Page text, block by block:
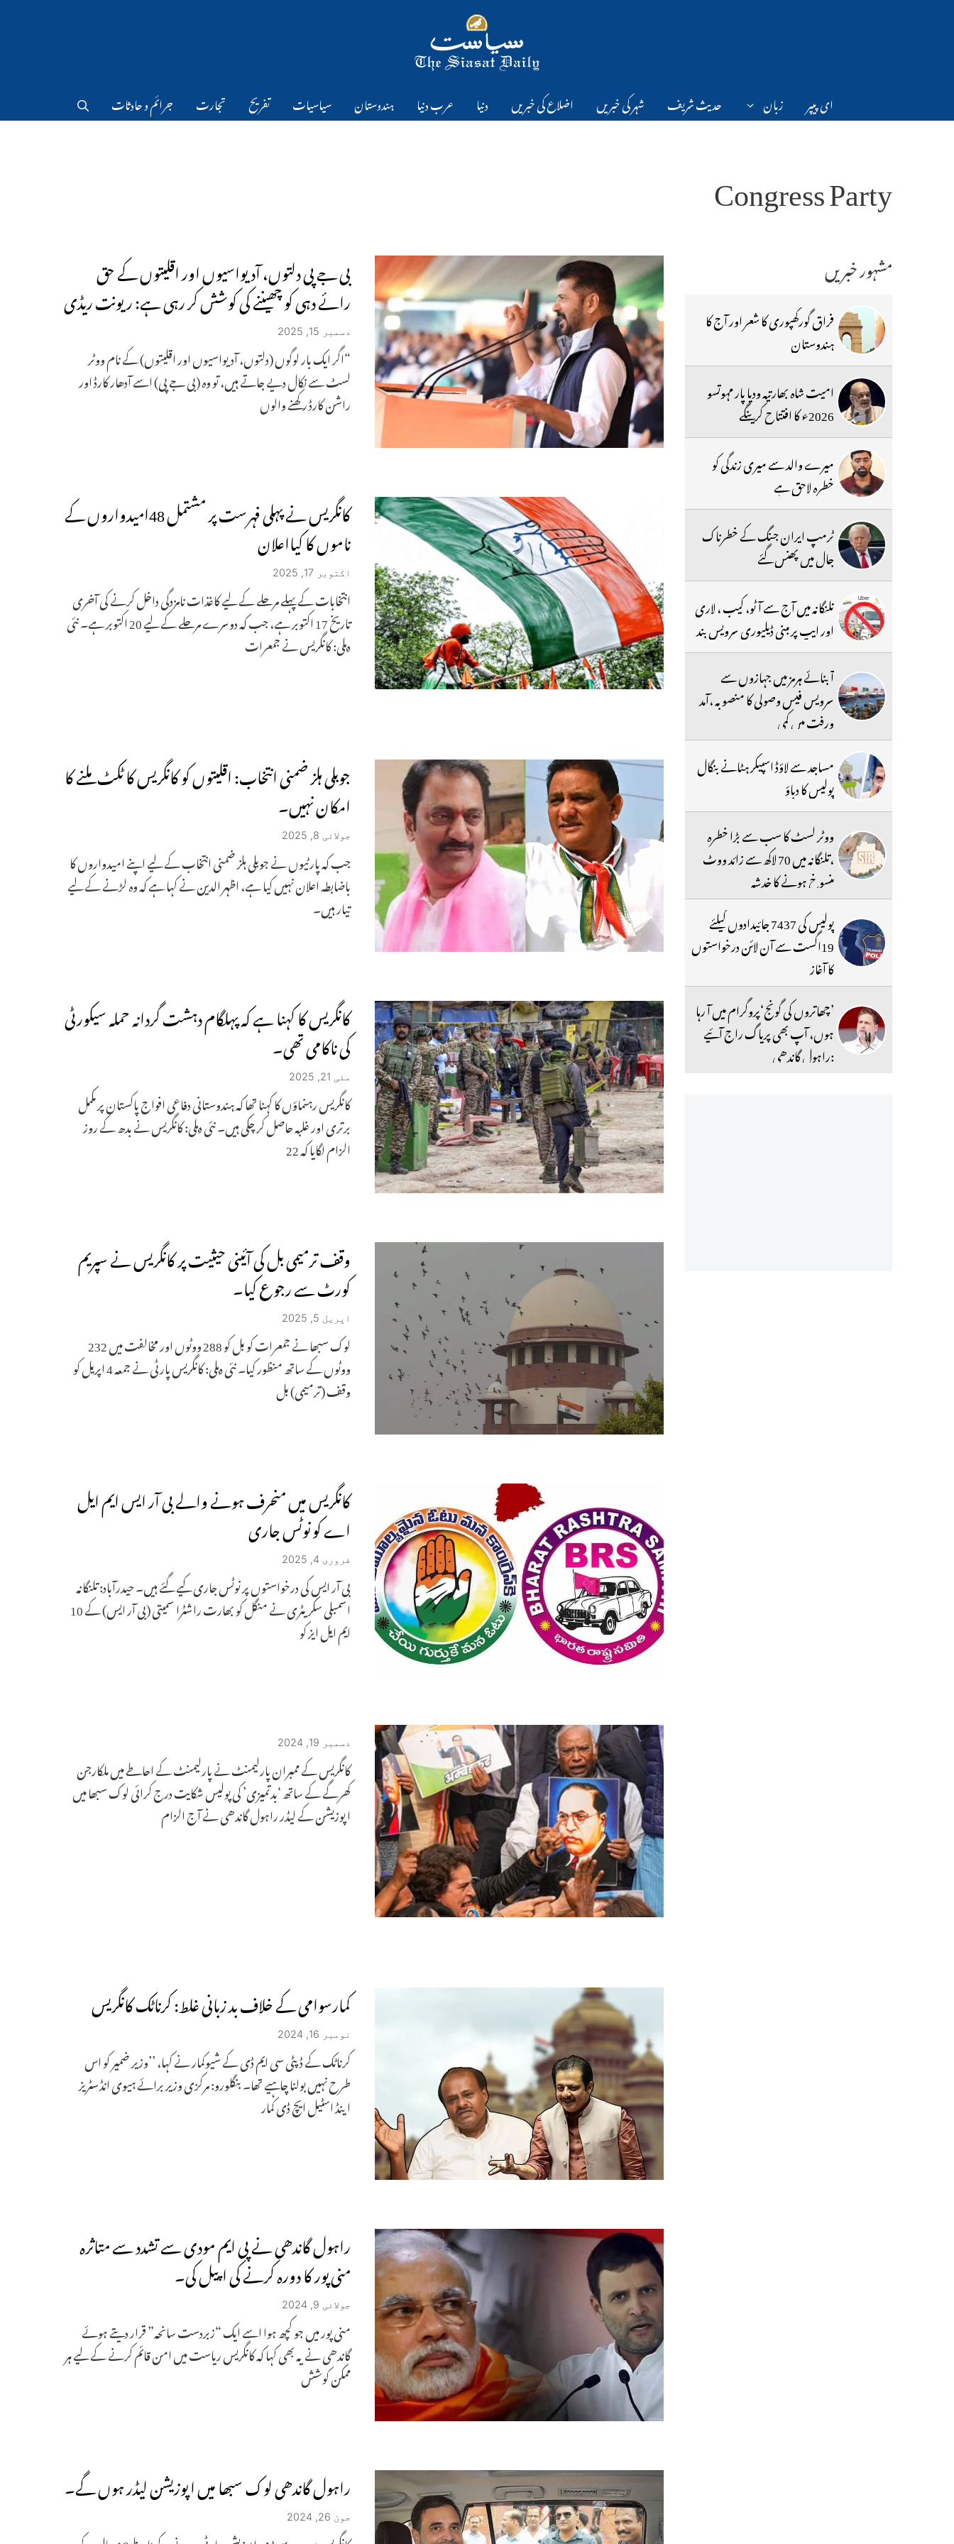
ای پیپر زبان حدیث شریف شہر کی خبریں اضلاع کی خبریں دنیا عرب دنیا ہندوستان سیاسیات تفریح تجارت جرائم و حادثات
Congress Party
بی جے پی دلتوں، آدیواسیوں اور اقلیتوں کے حق
رائے دہی کو چھیننے کی کوشش کر رہی ہے: ریونت ریڈی
دسمبر 15, 2025
“اگر ایک بار لوگوں (دلتوں، آدیواسیوں اور اقلیتوں) کے نام ووٹر
لسٹ سے نکال دیے جاتے ہیں، تو وہ (بی جے پی) اسے آدھار کارڈ اور
راشن کارڈ رکھنے والوں
کانگریس نے پہلی فہرست پر مشتمل 48امیدواروں کے
ناموں کا کیااعلان
اکتوبر 17, 2025
انتخابات کے پہلے مرحلے کے لیے کاغذات نامزدگی داخل کرنے کی آخری
تاریخ 17 اکتوبر ہے، جب کہ دوسرے مرحلے کے لیے 20 اکتوبر ہے۔ نئی
دہلی: کانگریس نے جمعرات
جوبلی ہلز ضمنی انتخاب: اقلیتوں کو کانگریس کا ٹکٹ ملنے کا
امکان نہیں۔
جولائی 8, 2025
جب کہ پارٹیوں نے جوبلی ہلز ضمنی انتخاب کے لیے اپنے امیدواروں کا
باضابطہ اعلان نہیں کیا ہے، اظہر الدین نے کہا ہے کہ وہ لڑنے کے لیے
تیار ہیں۔
کانگریس کا کہنا ہے کہ پہلگام دہشت گردانہ حملہ سیکورٹی
کی ناکامی تھی۔
مئی 21, 2025
کانگریس رہنماؤں کا کہنا تھا کہ ہندوستانی دفاعی افواج پاکستان پر مکمل
برتری اور غلبہ حاصل کر چکی ہیں۔ نئی دہلی: کانگریس نے بدھ کے روز
الزام لگایا کہ 22
وقف ترمیمی بل کی آئینی حیثیت پر کانگریس نے سپریم
کورٹ سے رجوع کیا۔
اپریل 5, 2025
لوک سبھا نے جمعرات کو بل کو 288 ووٹوں اور مخالفت میں 232
ووٹوں کے ساتھ منظور کیا۔ نئی دہلی: کانگریس پارٹی نے جمعہ 4 اپریل کو
وقف (ترمیمی) بل
کانگریس میں منحرف ہونے والے بی آر ایس ایم ایل
اے کو نوٹس جاری
فروری 4, 2025
بی آر ایس کی درخواستوں پر نوٹس جاری کیے گئے ہیں۔ حیدرآباد: تلنگانہ
اسمبلی سکریٹری نے منگل کو بھارت راشٹرا سمیتی (بی آر ایس) کے 10
ایم ایل ایز کو
دسمبر 19, 2024
کانگریس کے ممبران پارلیمنٹ نے پارلیمنٹ کے احاطے میں ملکارجن
کھرگے کے ساتھ ‘بدتمیزی’ کی پولیس شکایت درج کرائی لوک سبھا میں
اپوزیشن کے لیڈر راہول گاندھی نے آج الزام
کمارسوامی کے خلاف بد زبانی غلط: کرناٹک کانگریس
نومبر 16, 2024
کرناٹک کے ڈپٹی سی ایم ڈی کے شیوکمار نے کہا، ’’وزیر ضمیر کو اس
طرح نہیں بولنا چاہیے تھا۔ بنگلورو: مرکزی وزیر برائے ہیوی انڈسٹریز
اینڈ اسٹیل ایچ ڈی کمار
راہول گاندھی نے پی ایم مودی سے تشدد سے متاثرہ
منی پور کا دورہ کرنے کی اپیل کی۔
جولائی 9, 2024
منی پور میں جو کچھ ہوا اسے ایک “زبردست سانحہ” قرار دیتے ہوئے
گاندھی نے یہ بھی کہا کہ کانگریس ریاست میں امن قائم کرنے کے لیے ہر
ممکن کوشش
راہول گاندھی لوک سبھا میں اپوزیشن لیڈر ہوں گے۔
جون 26, 2024
مشہور خبریں
فراق گورکھپوری کا شعر اور آج کا
ہندوستان
امیت شاہ بھارتیہ ودیا پار مہوتسو
2026ء کا افتتاح کرینگے
میرے والد سے میری زندگی کو
خطرہ لاحق ہے
ٹرمپ ایران جنگ کے خطرناک
جال میں پھنس گئے
تلنگانہ میں آج سے آٹو، کیب ، لاری
اور ایپ پر مبنی ڈیلیوری سرویس بند
آبنائے ہرمز میں جہازوں سے
سرویس فیس وصولی کا منصوبہ ،آمد
ورفت میں کمی
مساجد سے لاؤڈ اسپیکر ہٹانے بنگال
پولیس کا دباؤ
ووٹر لسٹ کا سب سے بڑا خطرہ
،تلنگانہ میں 70 لاکھ سے زائد ووٹ
منسوخ ہونے کا خدشہ
پولیس کی 7437 جائیدادوں کیلئے
19اگست سے آن لائن درخواستوں
کا آغاز
’چھاتروں کی گونج‘پروگرام میں آ رہا
ہوں، آپ بھی پریاگ راج آئیے
:راہول گاندھی